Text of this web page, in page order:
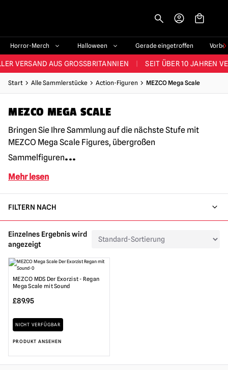
Horror-Merch Halloween Gerade eingetroffen
SORTIMENT IM VEREINIGTEN KÖNIGREICH | ÜBER 60.000
VERSAND AUS GROSSBRITANNIEN SEIT ÜBER 10 JAHREN
JEDE WOCHE NEUE HORROR-FANARTIKEL
SORTIMENT IM VEREINIGTEN KÖNIGREICH
Start Alle Sammlerstücke Action-Figuren MEZCO Mega Scale
MEZCO MEGA SCALE
Bringen Sie Ihre Sammlung auf die nächste Stufe mit
MEZCO Mega Scale Figures, übergroßen
Sammelfiguren...
Mehr lesen
FILTERN NACH
Einzelnes Ergebnis wird
angezeigt
MEZCO MDS Der Exorzist - Regan
Mega Scale mit Sound
£89.95
NICHT VERFÜGBAR
PRODUKT ANSEHEN